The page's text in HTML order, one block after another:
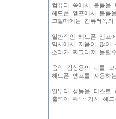
컴퓨터 쪽에서 볼륨을
헤드폰 앰프에서 볼륨
그럴때에는 컴퓨터쪽
일반적인 헤드폰 앰프
믹서에서 저음이 많이
소리가 찌그러져 들릴
음악 감상용의 귀를
헤드폰 앰프를 사용하
일부러 성능을 테스트
출력이 워낙 커서 헤